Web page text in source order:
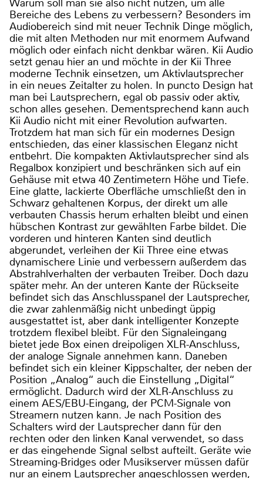
Warum soll man sie also nicht nutzen, um alle
Bereiche des Lebens zu verbessern? Besonders im
Audiobereich sind mit neuer Technik Dinge möglich,
die mit alten Methoden nur mit enormem Aufwand
möglich oder einfach nicht denkbar wären. Kii Audio
setzt genau hier an und möchte in der Kii Three
moderne Technik einsetzen, um Aktivlautsprecher
in ein neues Zeitalter zu holen. In puncto Design hat
man bei Lautsprechern, egal ob passiv oder aktiv,
schon alles gesehen. Dementsprechend kann auch
Kii Audio nicht mit einer Revolution aufwarten.
Trotzdem hat man sich für ein modernes Design
entschieden, das einer klassischen Eleganz nicht
entbehrt. Die kompakten Aktivlautsprecher sind als
Regalbox konzipiert und beschränken sich auf ein
Gehäuse mit etwa 40 Zentimetern Höhe und Tiefe.
Eine glatte, lackierte Oberfläche umschließt den in
Schwarz gehaltenen Korpus, der direkt um alle
verbauten Chassis herum erhalten bleibt und einen
hübschen Kontrast zur gewählten Farbe bildet. Die
vorderen und hinteren Kanten sind deutlich
abgerundet, verleihen der Kii Three eine etwas
dynamischere Linie und verbessern außerdem das
Abstrahlverhalten der verbauten Treiber. Doch dazu
später mehr. An der unteren Kante der Rückseite
befindet sich das Anschlusspanel der Lautsprecher,
die zwar zahlenmäßig nicht unbedingt üppig
ausgestattet ist, aber dank intelligenter Konzepte
trotzdem flexibel bleibt. Für den Signaleingang
bietet jede Box einen dreipoligen XLR-Anschluss,
der analoge Signale annehmen kann. Daneben
befindet sich ein kleiner Kippschalter, der neben der
Position „Analog“ auch die Einstellung „Digital“
ermöglicht. Dadurch wird der XLR-Anschluss zu
einem AES/EBU-Eingang, der PCM-Signale von
Streamern nutzen kann. Je nach Position des
Schalters wird der Lautsprecher dann für den
rechten oder den linken Kanal verwendet, so dass
er das eingehende Signal selbst aufteilt. Geräte wie
Streaming-Bridges oder Musikserver müssen dafür
nur an einem Lautsprecher angeschlossen werden,